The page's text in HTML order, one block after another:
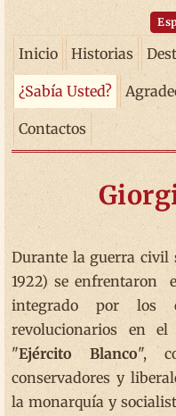
Inicio Historias
¿Sabía Usted?
Contactos
Durante la guerra civil
1922) se enfrentaron
integrado por los
revolucionarios en
"Ejército Blanco",
conservadores y
la monarquía y